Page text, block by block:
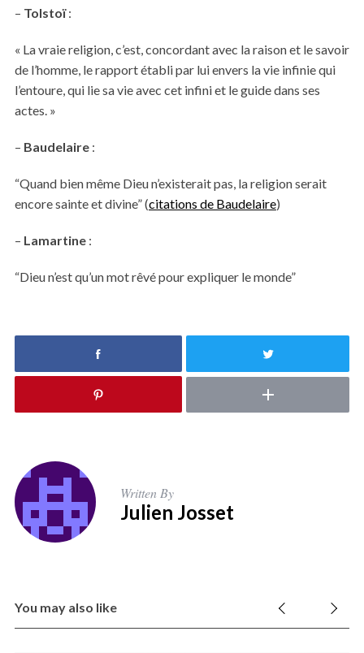
– Tolstoï:
« La vraie religion, c’est, concordant avec la raison et le savoir
de l’homme, le rapport établi par lui envers la vie infinie qui
l’entoure, qui lie sa vie avec cet infini et le guide dans ses
actes. »
– Baudelaire :
“Quand bien même Dieu n’existerait pas, la religion serait
encore sainte et divine” (citations de Baudelaire)
– Lamartine :
“Dieu n’est qu’un mot rêvé pour expliquer le monde”
Written By
Julien Josset
You may also like